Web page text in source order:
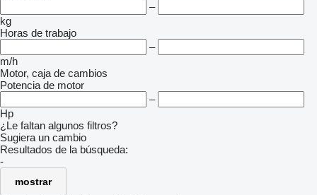
–
kg
Horas de trabajo
–
m/h
Motor, caja de cambios
Potencia de motor
–
Hp
¿Le faltan algunos filtros?
Sugiera un cambio
Resultados de la búsqueda:
-
mostrar